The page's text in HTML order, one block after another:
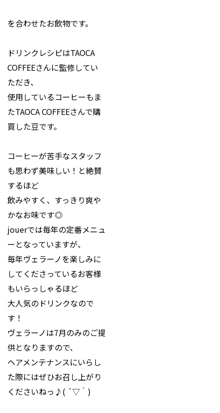
を合わせたお飲物です。
ドリンクレシピはTAOCA
COFFEEさんに監修してい
ただき、
使用しているコーヒーもま
たTAOCA COFFEEさんで購
買した豆です。
コーヒーが苦手なスタッフ
も思わず美味しい！と絶賛
するほど
飲みやすく、すっきり爽や
かなお味です◎
jouerでは毎年の定番メニュ
ーとなっていますが、
毎年ヴェラーノを楽しみに
してくださっているお客様
もいらっしゃるほど
大人気のドリンクなので
す！
ヴェラーノは7月のみのご提
供となりますので、
ヘアメンテナンスにいらし
た際にはぜひお召し上がり
くださいねっ♪( ´▽｀)